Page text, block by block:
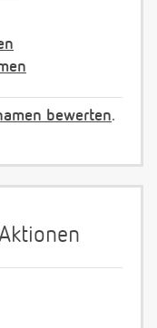
bewerten.